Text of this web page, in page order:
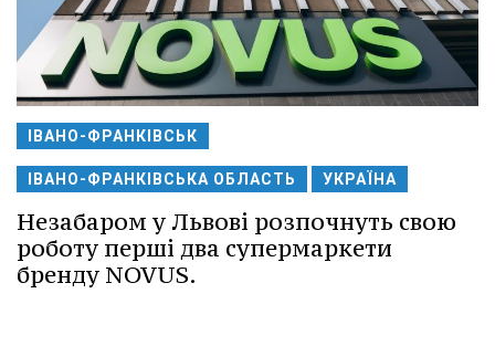
ІВАНО-ФРАНКІВСЬК
ІВАНО-ФРАНКІВСЬКА ОБЛАСТЬ УКРАЇНА
Незабаром у Львові розпочнуть свою
роботу перші два супермаркети
бренду NOVUS.